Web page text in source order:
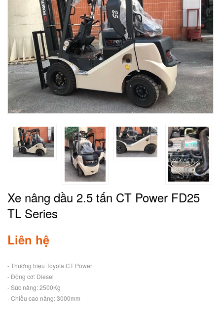
Xe nâng dầu 2.5 tấn CT Power FD25
TL Series
Liên hệ
- Thương hiệu Toyota CT Power
- Động cơ: Diesel
- Sức nâng: 2500Kg
- Chiều cao nâng: 3000mm